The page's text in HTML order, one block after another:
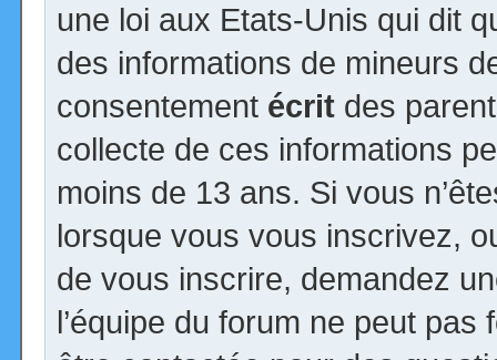
une loi aux Etats-Unis qui dit
des informations de mineurs
consentement écrit des
collecte de ces informations
moins de 13 ans. Si vous
lorsque vous vous inscrivez,
de vous inscrire, demandez
l’équipe du forum ne peut